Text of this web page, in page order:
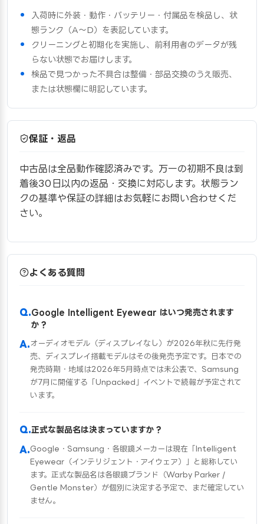
入荷時に外装・動作・バッテリー・付属品を検品し、状
態ランク（A〜D）を表記しています。
クリーニングと初期化を実施し、前利用者のデータが残
らない状態でお届けします。
検品で見つかった不具合は整備・部品交換のうえ販売、
または状態欄に明記しています。
保証・返品
中古品は全品動作確認済みです。万一の初期不良は到
着後30日以内の返品・交換に対応します。状態ラン
クの基準や保証の詳細はお気軽にお問い合わせくだ
さい。
よくある質問
Google Intelligent Eyewear はいつ発売されます
か？
オーディオモデル（ディスプレイなし）が2026年秋に先行発
売、ディスプレイ搭載モデルはその後発売予定です。日本での
発売時期・地域は2026年5月時点では未公表で、Samsung
が7月に開催する「Unpacked」イベントで続報が予定されて
います。
正式な製品名は決まっていますか？
Google・Samsung・各眼鏡メーカーは現在「Intelligent
Eyewear（インテリジェント・アイウェア）」と総称してい
ます。正式な製品名は各眼鏡ブランド（Warby Parker /
Gentle Monster）が個別に決定する予定で、まだ確定してい
ません。